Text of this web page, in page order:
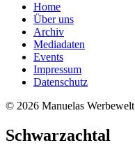
Home
Über uns
Archiv
Mediadaten
Events
Impressum
Datenschutz
© 2026 Manuelas Werbewelt
Schwarzachtal